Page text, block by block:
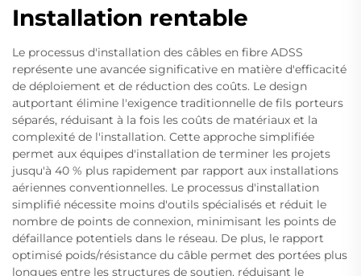
Installation rentable
Le processus d'installation des câbles en fibre ADSS
représente une avancée significative en matière d'efficacité
de déploiement et de réduction des coûts. Le design
autportant élimine l'exigence traditionnelle de fils porteurs
séparés, réduisant à la fois les coûts de matériaux et la
complexité de l'installation. Cette approche simplifiée
permet aux équipes d'installation de terminer les projets
jusqu'à 40 % plus rapidement par rapport aux installations
aériennes conventionnelles. Le processus d'installation
simplifié nécessite moins d'outils spécialisés et réduit le
nombre de points de connexion, minimisant les points de
défaillance potentiels dans le réseau. De plus, le rapport
optimisé poids/résistance du câble permet des portées plus
longues entre les structures de soutien, réduisant le